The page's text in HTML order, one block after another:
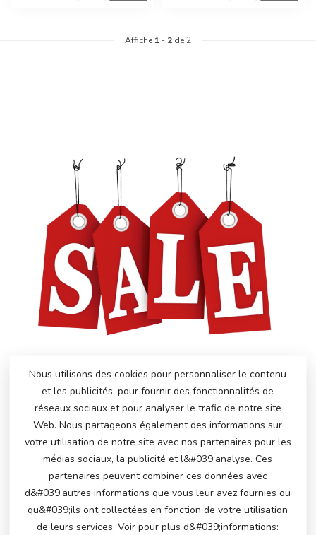
Affiche 1 - 2 de 2
Prête à rouler à retirer pour une durée limitée : Porsche
Spyder RS
Pendant la période promotionnelle, vous pouvez récupérer la
Porsche Spyder RS entièrement montée, avec un nœud cadeau
et des autocollants de plaque d’immatriculation personnalisés
avec le prénom.
Normalement, les voitures électriques pour enfants sont livrées
en boîte et à monter soi-même – mais cette fois, nous le faisons
Nous utilisons des cookies pour personnaliser le contenu
et les publicités, pour fournir des fonctionnalités de
réseaux sociaux et pour analyser le trafic de notre site
Web. Nous partageons également des informations sur
votre utilisation de notre site avec nos partenaires pour les
médias sociaux, la publicité et l&#039;analyse. Ces
partenaires peuvent combiner ces données avec
d&#039;autres informations que vous leur avez fournies ou
qu&#039;ils ont collectées en fonction de votre utilisation
de leurs services. Voir pour plus d&#039;informations: